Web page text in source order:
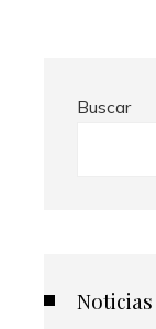
Buscar
Noticias